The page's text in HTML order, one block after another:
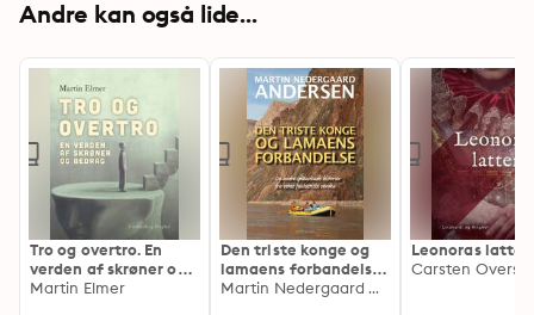
Andre kan også lide...
Tro og overtro. En
verden af skrøner og
bedrag
Martin Elmer
Den triste konge og
lamaens forbandelse
– og andre
Martin Nedergaard Andersen
Leonoras latter
Carsten